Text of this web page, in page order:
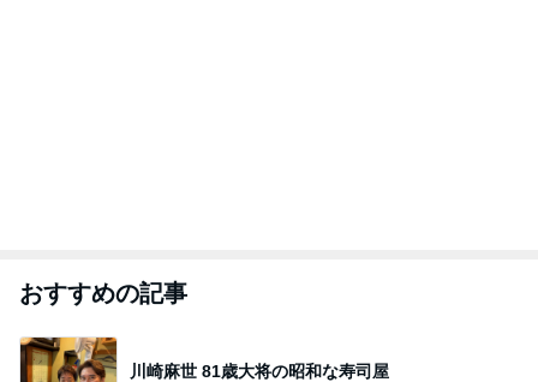
おすすめの記事
川崎麻世 81歳大将の昭和な寿司屋